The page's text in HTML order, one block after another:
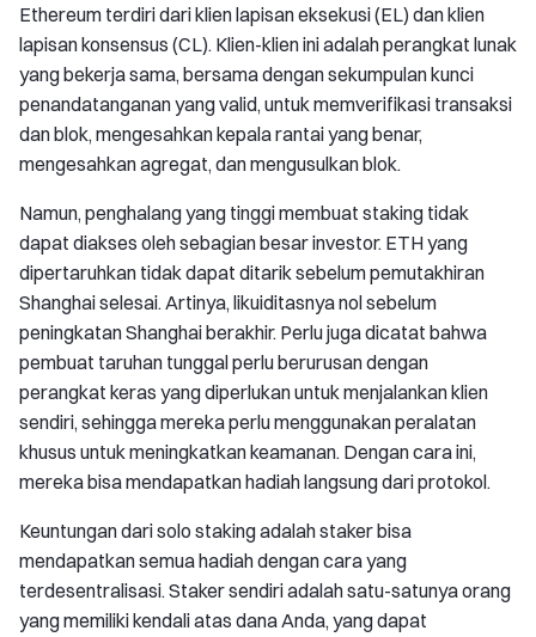
Ethereum terdiri dari klien lapisan eksekusi (EL) dan klien
lapisan konsensus (CL). Klien-klien ini adalah perangkat lunak
yang bekerja sama, bersama dengan sekumpulan kunci
penandatanganan yang valid, untuk memverifikasi transaksi
dan blok, mengesahkan kepala rantai yang benar,
mengesahkan agregat, dan mengusulkan blok.
Namun, penghalang yang tinggi membuat staking tidak
dapat diakses oleh sebagian besar investor. ETH yang
dipertaruhkan tidak dapat ditarik sebelum pemutakhiran
Shanghai selesai. Artinya, likuiditasnya nol sebelum
peningkatan Shanghai berakhir. Perlu juga dicatat bahwa
pembuat taruhan tunggal perlu berurusan dengan
perangkat keras yang diperlukan untuk menjalankan klien
sendiri, sehingga mereka perlu menggunakan peralatan
khusus untuk meningkatkan keamanan. Dengan cara ini,
mereka bisa mendapatkan hadiah langsung dari protokol.
Keuntungan dari solo staking adalah staker bisa
mendapatkan semua hadiah dengan cara yang
terdesentralisasi. Staker sendiri adalah satu-satunya orang
yang memiliki kendali atas dana Anda, yang dapat